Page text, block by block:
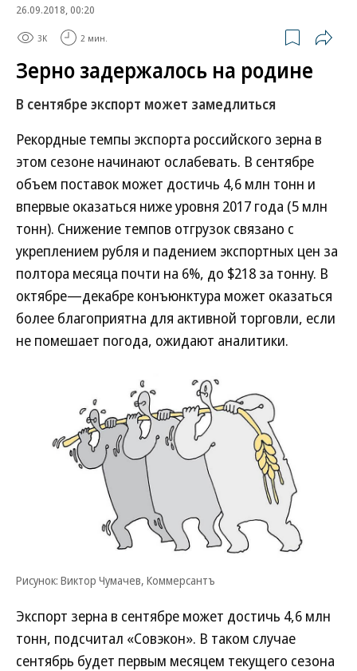
26.09.2018, 00:20
3K 2 мин.
Зерно задержалось на родине
В сентябре экспорт может замедлиться
Рекордные темпы экспорта российского зерна в
этом сезоне начинают ослабевать. В сентябре
объем поставок может достичь 4,6 млн тонн и
впервые оказаться ниже уровня 2017 года (5 млн
тонн). Снижение темпов отгрузок связано с
укреплением рубля и падением экспортных цен за
полтора месяца почти на 6%, до $218 за тонну. В
октябре—декабре конъюнктура может оказаться
более благоприятна для активной торговли, если
не помешает погода, ожидают аналитики.
Рисунок: Виктор Чумачев, Коммерсантъ
Экспорт зерна в сентябре может достичь 4,6 млн
тонн, подсчитал «Совэкон». В таком случае
сентябрь будет первым месяцем текущего сезона